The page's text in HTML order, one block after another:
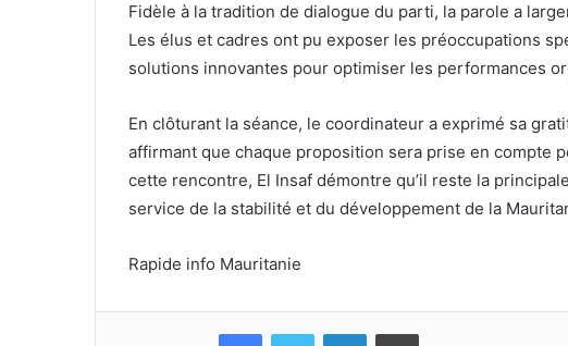
Fidèle à la tradition de dialogue du parti, la parole a
Les élus et cadres ont pu exposer les préoccupations
solutions innovantes pour optimiser les performances
En clôturant la séance, le coordinateur a exprimé sa
affirmant que chaque proposition sera prise en compte
cette rencontre, El Insaf démontre qu’il reste la
service de la stabilité et du développement de la
Rapide info Mauritanie
FacebookTwitter LinkedinImprimer